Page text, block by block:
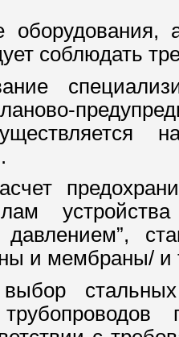
соблюдать
и мембраны/